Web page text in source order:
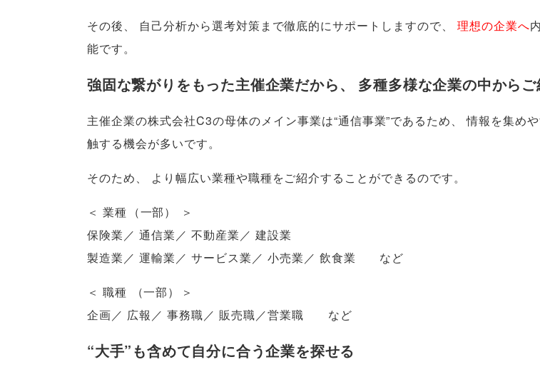
その後、 自己分析から選考対策まで徹底的にサポートしますので、 理想の企業へ
能です。
強固な繋がりをもった主催企業だから、 多種多様な企業の中から
主催企業の株式会社C3の母体のメイン事業は“通信事業”であるため、 情報を集めや
触する機会が多いです。
そのため、 より幅広い業種や職種をご紹介することができるのです。
＜ 業種 （一部）
＞
保険業／ 通信業／ 不動産業／ 建設業
製造業／ 運輸業／ サービス業／ 小売業／ 飲食業 など
＜ 職種 （一部）
＞
企画／ 広報／ 事務職／ 販売職／営業職 など
“大手”も含めて自分に合う企業を探せる